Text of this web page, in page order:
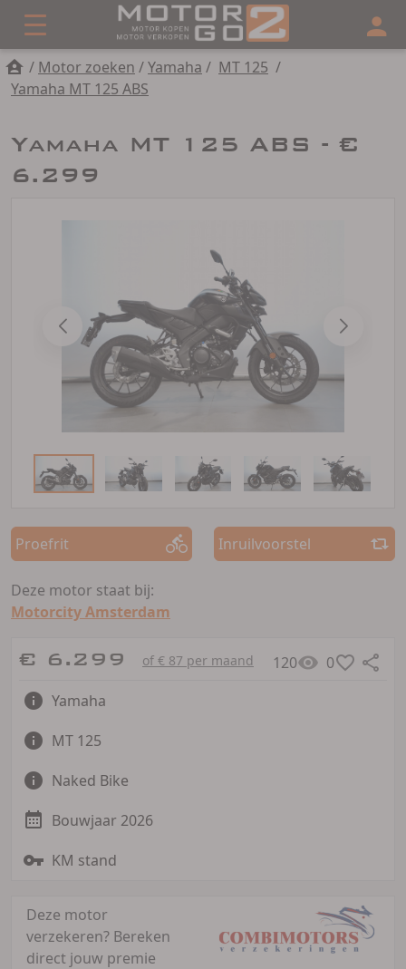
/ Motor zoeken /Yamaha / MT 125 /
Yamaha MT 125 ABS
Yamaha MT 125 ABS - €
6.299
Proefrit Inruilvoorstel
Deze motor staat bij:
Motorcity Amsterdam
€ 6.299 of € 87 per maand 120
0
Yamaha
MT 125
Naked Bike
Bouwjaar 2026
KM stand
Deze motor
verzekeren? Bereken
direct jouw premie